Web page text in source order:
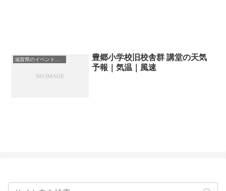
豊郷小学校旧校舎群 講堂の天気
予報｜気温｜風速